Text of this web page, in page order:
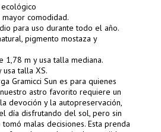
comodidad.
para uso durante todo el año.
pigmento mostaza y
1,78 m y usa talla mediana.
talla XS.
Gramicci Sun es para quienes
astro favorito requiere un
devoción y la autopreservación,
día disfrutando del sol, pero sin
malas decisiones. Esta prenda